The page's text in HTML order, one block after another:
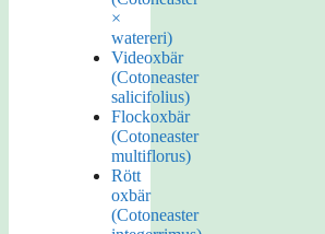
×
watereri)
Videoxbär
(Cotoneaster
salicifolius)
Flockoxbär
(Cotoneaster
multiflorus)
Rött
oxbär
(Cotoneaster